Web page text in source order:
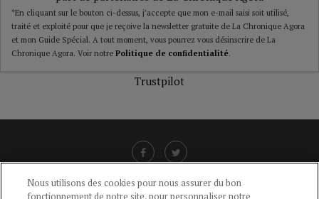
*En cliquant sur le bouton ci-dessus, j’accepte que mon e-mail saisi soit utilisé,
traité et exploité pour que je reçoive la newsletter gratuite de La Chronique Agora
et mon Guide Spécial. A tout moment, vous pourrez vous désinscrire de La
Chronique Agora. Voir notre Politique de confidentialité.
Trustpilot
Nous utilisons des cookies pour nous assurer du bon
fonctionnement de notre site, pour personnaliser notre